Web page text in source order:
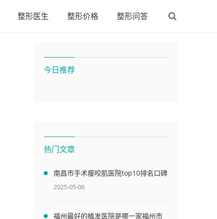
整形医生 整形价格 整形问答
今日推荐
热门文章
南昌市手术瘦咬肌医院top10排名口碑
好不好江西邦林医疗美容门诊部汇聚
2025-05-06
福州最好的植发医院是哪一家福州市